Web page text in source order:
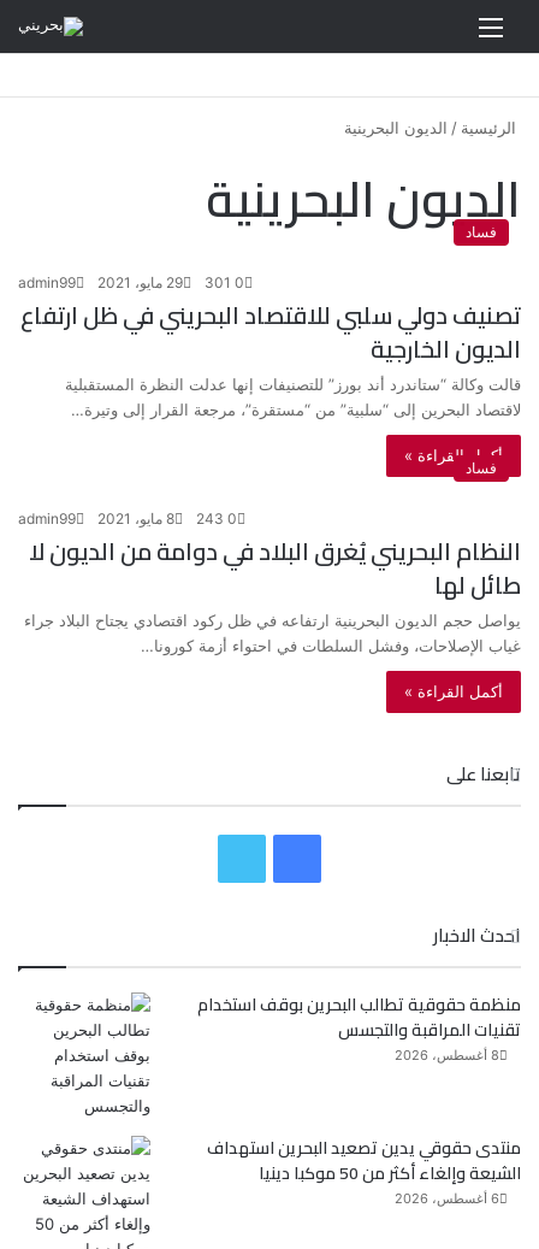
الرئيسية / الديون البحرينية
الديون البحرينية
فساد
admin99 29 مايو، 2021 0
تصنيف دولي سلبي للاقتصاد البحريني في ظل ارتفاع
الديون الخارجية
قالت وكالة “ستاندرد أند بورز” للتصنيفات إنها عدلت النظرة المستقبلية
لاقتصاد البحرين إلى “سلبية” من “مستقرة”، مرجعة القرار إلى وتيرة…
أكمل القراءة »
فساد
admin99 8 مايو، 2021 0
النظام البحريني يُغرق البلاد في دوامة من الديون لا
طائل لها
يواصل حجم الديون البحرينية ارتفاعه في ظل ركود اقتصادي يجتاح البلاد جراء
غياب الإصلاحات، وفشل السلطات في احتواء أزمة كورونا…
أكمل القراءة »
تابعنا على
ب
ت
احدث الاخبار
منظمة حقوقية تطالب البحرين بوقف استخدام
تقنيات المراقبة والتجسس
8 أغسطس، 2026
منتدى حقوقي يدين تصعيد البحرين استهداف
الشيعة وإلغاء أكثر من 50 موكبا دينيا
6 أغسطس، 2026